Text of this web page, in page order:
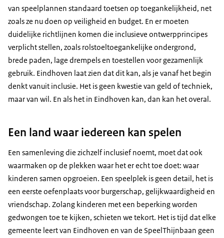
van speelplannen standaard toetsen op toegankelijkheid, net
zoals ze nu doen op veiligheid en budget. En er moeten
duidelijke richtlijnen komen die inclusieve ontwerpprincipes
verplicht stellen, zoals rolstoeltoegankelijke ondergrond,
brede paden, lage drempels en toestellen voor gezamenlijk
gebruik. Eindhoven laat zien dat dit kan, als je vanaf het begin
denkt vanuit inclusie. Het is geen kwestie van geld of techniek,
maar van wil. En als het in Eindhoven kan, dan kan het overal.
Een land waar iedereen kan spelen
Een samenleving die zichzelf inclusief noemt, moet dat ook
waarmaken op de plekken waar het er echt toe doet: waar
kinderen samen opgroeien. Een speelplek is geen detail, het is
een eerste oefenplaats voor burgerschap, gelijkwaardigheid en
vriendschap. Zolang kinderen met een beperking worden
gedwongen toe te kijken, schieten we tekort. Het is tijd dat elke
gemeente leert van Eindhoven en van de SpeelThijnbaan geen